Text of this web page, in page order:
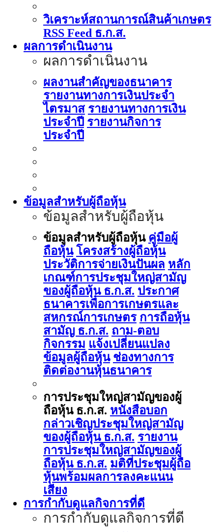
วิเคราะห์สถานการณ์สินค้าเกษตร
RSS Feed ธ.ก.ส.
ผลการดำเนินงาน
ผลการดำเนินงาน
ผลงานสำคัญของธนาคาร
รายงานทางการเงินประจำ
ไตรมาส รายงานทางการเงิน
ประจำปี รายงานกิจการ
ประจำปี
ข้อมูลสำหรับผู้ถือหุ้น
ข้อมูลสำหรับผู้ถือหุ้น
ข้อมูลสำหรับผู้ถือหุ้น คู่มือผู้
ถือหุ้น โครงสร้างผู้ถือหุ้น
ประวัติการจ่ายเงินปันผล หลัก
เกณฑ์การประชุมใหญ่สามัญ
ของผู้ถือหุ้น ธ.ก.ส. ประกาศ
ธนาคารเพื่อการเกษตรและ
สหกรณ์การเกษตร การถือหุ้น
สามัญ ธ.ก.ส. ถาม-ตอบ
กิจกรรม แจ้งเปลี่ยนแปลง
ข้อมูลผู้ถือหุ้น ช่องทางการ
ติดต่องานหุ้นธนาคาร
การประชุมใหญ่สามัญของผู้
ถือหุ้น ธ.ก.ส. หนังสือบอก
กล่าวเชิญประชุมใหญ่สามัญ
ของผู้ถือหุ้น ธ.ก.ส. รายงาน
การประชุมใหญ่สามัญของผู้
ถือหุ้น ธ.ก.ส. มติที่ประชุมผู้ถือ
หุ้นพร้อมผลการลงคะแนน
เสียง
การกำกับดูแลกิจการที่ดี
การกำกับดูแลกิจการที่ดี